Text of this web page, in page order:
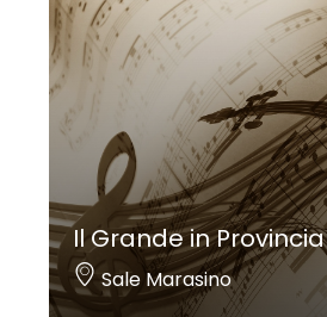
Il Grande in Provincia
Sale Marasino